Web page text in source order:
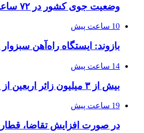
وضعیت جوی کشور در ۷۲ ساعت آینده؛ موج بارش‌های تابستانه در راه ۱۱ استان
10 ساعت پیش
بازوند: ایستگاه راه‌آهن سبزوار ۴۷ درصد پیشرفت فیزیکی دارد
14 ساعت پیش
بیش از ۳ میلیون زائر اربعین از مرزهای زمینی کشور خارج شدند
19 ساعت پیش
در صورت افزایش تقاضا،